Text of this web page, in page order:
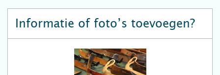
Informatie of foto’s toevoegen?